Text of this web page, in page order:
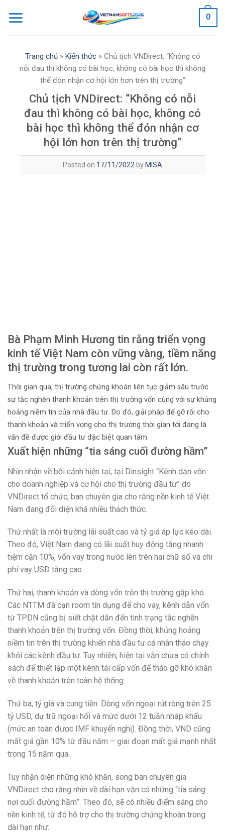
0
Trang chủ» Kiến thức» Chủ tịch VNDirect: “Không có
nỗi đau thì không có bài học, không có bài học thì không
thể đón nhận cơ hội lớn hơn trên thị trường”
Chủ tịch VNDirect: “Không có nỗi
đau thì không có bài học, không có
bài học thì không thể đón nhận cơ
hội lớn hơn trên thị trường”
Posted on 17/11/2022 by MISA
Bà Phạm Minh Hương tin rằng triển vọng
kinh tế Việt Nam còn vững vàng, tiềm năng
thị trường trong tương lai còn rất lớn.
Thời gian qua, thị trường chứng khoán liên tục giảm sâu trước
sự tắc nghẽn thanh khoản trên thị trường vốn cùng với sự khủng
hoảng niềm tin của nhà đầu tư. Do đó, giải pháp để gỡ rối cho
thanh khoản và triển vọng cho thị trường thời gian tới đang là
vấn đề được giới đầu tư đặc biệt quan tâm.
Xuất hiện những “tia sáng cuối đường hầm”
Nhìn nhận về bối cảnh hiện tại, tại Dinsight “Kênh dẫn vốn
cho doanh nghiệp và cơ hội cho thị trường đầu tư” do
VNDirect tổ chức, ban chuyên gia cho rằng nền kinh tế Việt
Nam đang đối diện khá nhiều thách thức.
Thứ nhất là môi trường lãi suất cao và tỷ giá áp lực kéo dài.
Theo đó, Việt Nam đang có lãi suất huy động tăng nhanh
tiệm cận 10%, vốn vay trong nước lên trên hai chữ số và chi
phí vay USD tăng cao.
Thứ hai, thanh khoản và dòng vốn trên thị trường gặp khó.
Các NTTM đã cạn room tín dụng để cho vay, kênh dẫn vốn
từ TPDN cũng bị siết chặt dẫn đến tình trạng tắc nghẽn
thanh khoản trên thị trường vốn. Đồng thời, khủng hoảng
niềm tin trên thị trường khiến nhà đầu tư cá nhân tháo chạy
khỏi các kênh đầu tư. Tuy nhiên, hiện tại vẫn chưa có chính
sách để thiết lập một kênh tái cấp vốn để tháo gỡ khó khăn
về thanh khoản trên toàn hệ thống.
Thứ ba, tỷ giá và cung tiền. Dòng vốn ngoại rút ròng trên 25
tỷ USD, dự trữ ngoại hối và mức dưới 12 tuần nhập khẩu
(mức an toàn được IMF khuyến nghị). Đồng thời, VND cũng
mất giá gần 10% từ đầu năm – giai đoạn mất giá mạnh nhất
trong 15 năm qua.
Tuy nhận diện những khó khăn, song ban chuyên gia
VNDirect cho rằng nhìn về dài hạn vẫn có những “tia sáng
nơi cuối đường hầm”. Theo đó, sẽ có nhiều điểm sáng cho
nền kinh tế, từ đó hỗ trợ cho thị trường chứng khoán trong
dài hạn như: